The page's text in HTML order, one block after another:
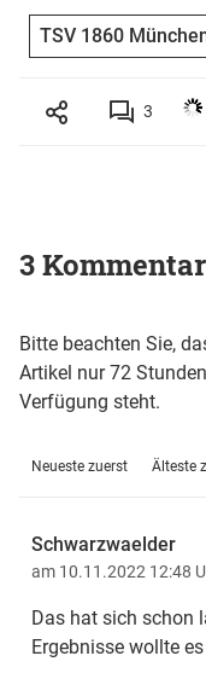
TSV 1860
3
3
Bitte beachten Sie,
Artikel nur 72
Verfügung steht.
Neueste zuerst Älteste
Schwarzwaelder
am 10.11.2022 12:48
Das hat sich schon
Ergebnisse wollte